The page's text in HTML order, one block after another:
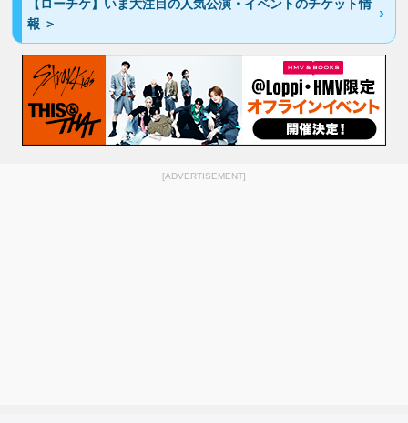
【ローチケ】いま大注目の人気公演・イベントのチケット情
報 ＞
[ADVERTISEMENT]